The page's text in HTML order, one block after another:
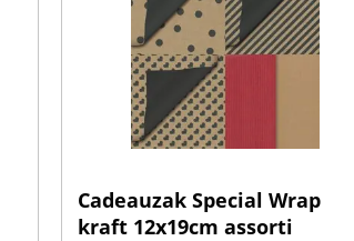
Cadeauzak Special Wrap
kraft 12x19cm assorti